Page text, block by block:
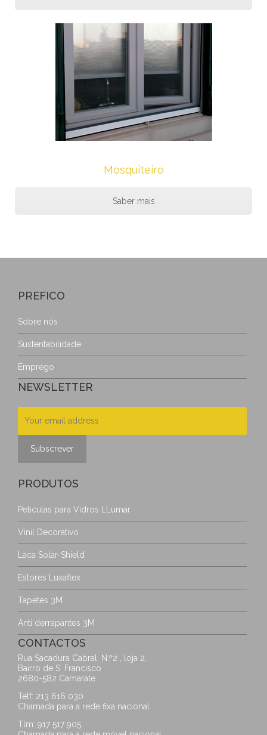
Mosquiteiro
Saber mais
PREFICO
Sobre nós
Sustentabilidade
Emprego
NEWSLETTER
PRODUTOS
Peliculas para Vidros LLumar
Vinil Decorativo
Laca Solar-Shield
Estores Luxaflex
Tapetes 3M
Anti derrapantes 3M
CONTACTOS
Rua Sacadura Cabral, N.º2 , loja 2,
Bairro de S. Francisco
2680-582 Camarate
Telf: 213 616 030
Chamada para a rede fixa nacional
Tlm: 917 517 905